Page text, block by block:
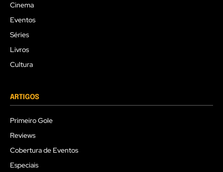
Cinema
Eventos
Séries
Livros
Cultura
ARTIGOS
Primeiro Gole
Reviews
Cobertura de Eventos
Especiais